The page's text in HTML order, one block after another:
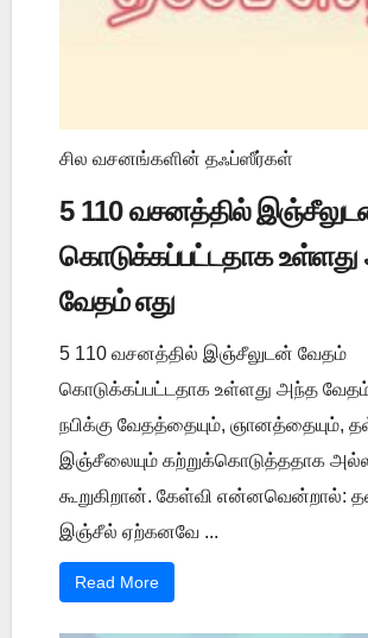
சில வசனங்களின் தஃப்ஸீர்கள்
5 110 வசனத்தில்
கொடுக்கப்பட்டதாக
வேதம் எது
5 110 வசனத்தில் இஞ்சீலுடன் வேதம்
கொடுக்கப்பட்டதாக உள்ளது அந்த
நபிக்கு வேதத்தையும், ஞானத்தையும்,
இஞ்சீலையும் கற்றுக்கொடுத்ததாக
கூறுகிறான். கேள்வி என்னவென்றால்:
இஞ்சீல் ஏற்கனவே ...
Read More